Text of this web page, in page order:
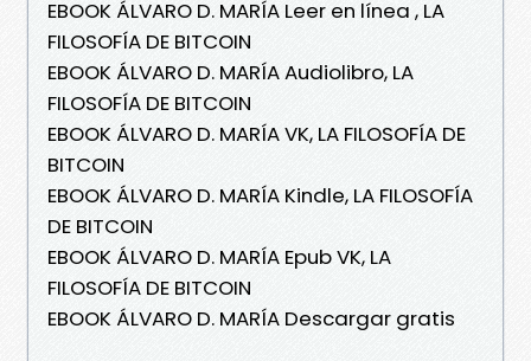
EBOOK ÁLVARO D. MARÍA Leer en línea , LA
FILOSOFÍA DE BITCOIN
EBOOK ÁLVARO D. MARÍA Audiolibro, LA
FILOSOFÍA DE BITCOIN
EBOOK ÁLVARO D. MARÍA VK, LA FILOSOFÍA DE
BITCOIN
EBOOK ÁLVARO D. MARÍA Kindle, LA FILOSOFÍA
DE BITCOIN
EBOOK ÁLVARO D. MARÍA Epub VK, LA
FILOSOFÍA DE BITCOIN
EBOOK ÁLVARO D. MARÍA Descargar gratis